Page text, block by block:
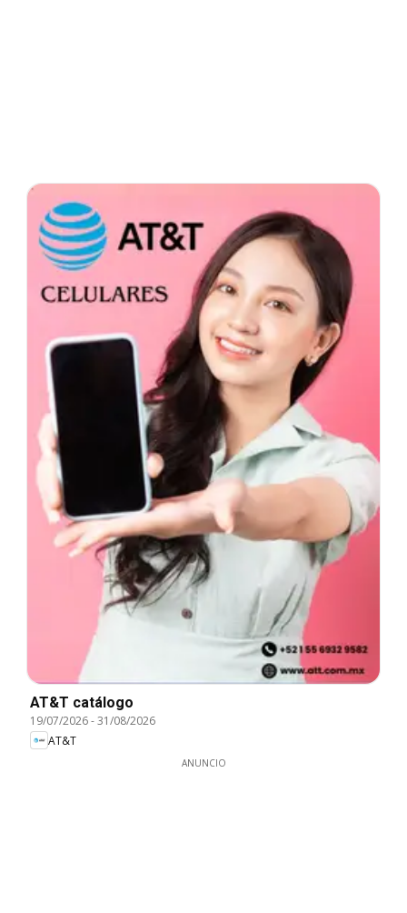
AT&T catálogo
19/07/2026-31/08/2026
AT&T
ANUNCIO